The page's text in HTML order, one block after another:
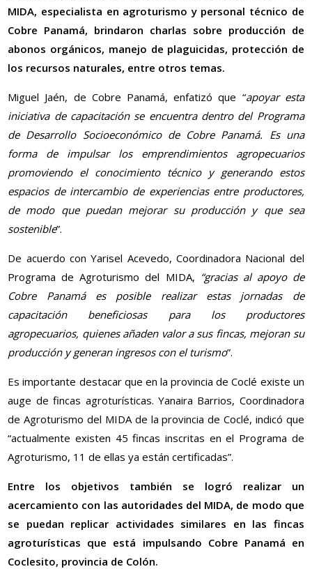
MIDA, especialista en agroturismo y personal técnico de
Cobre Panamá, brindaron charlas sobre producción de
abonos orgánicos, manejo de plaguicidas, protección de
los recursos naturales, entre otros temas.
Miguel Jaén, de Cobre Panamá, enfatizó que “apoyar esta
iniciativa de capacitación se encuentra dentro del Programa
de Desarrollo Socioeconómico de Cobre Panamá. Es una
forma de impulsar los emprendimientos agropecuarios
promoviendo el conocimiento técnico y generando estos
espacios de intercambio de experiencias entre productores,
de modo que puedan mejorar su producción y que sea
sostenible”.
De acuerdo con Yarisel Acevedo, Coordinadora Nacional del
Programa de Agroturismo del MIDA, “gracias al apoyo de
Cobre Panamá es posible realizar estas jornadas de
capacitación beneficiosas para los productores
agropecuarios, quienes añaden valor a sus fincas, mejoran su
producción y generan ingresos con el turismo”.
Es importante destacar que en la provincia de Coclé existe un
auge de fincas agroturísticas. Yanaira Barrios, Coordinadora
de Agroturismo del MIDA de la provincia de Coclé, indicó que
“actualmente existen 45 fincas inscritas en el Programa de
Agroturismo, 11 de ellas ya están certificadas”.
Entre los objetivos también se logró realizar un
acercamiento con las autoridades del MIDA, de modo que
se puedan replicar actividades similares en las fincas
agroturísticas que está impulsando Cobre Panamá en
Coclesito, provincia de Colón.